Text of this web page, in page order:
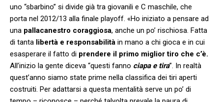
uno “sbarbino” si divide già tra giovanili e C maschile, che
porta nel 2012/13 alla finale playoff. «Ho iniziato a pensare ad
una pallacanestro coraggiosa, anche un po’ rischiosa. Fatta
di tanta libertà e responsabilità in mano a chi gioca e in cui
esasperare il fatto di prendere il primo miglior tiro che c’è.
All’inizio la gente diceva “questi fanno ciapa e tira”. In realtà
quest’anno siamo state prime nella classifica dei tiri aperti
costruiti. Per adattarsi a questa mentalità serve un po’ di